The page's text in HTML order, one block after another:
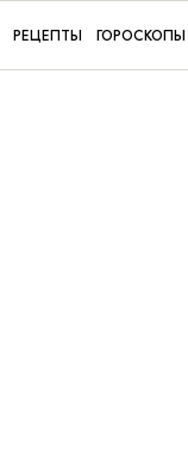
РЕЦЕПТЫ ГОРОСКОПЫ